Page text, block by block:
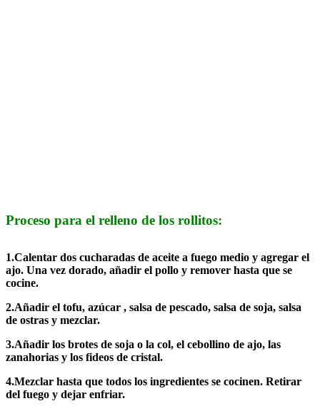
Proceso para el relleno de los rollitos:
1.Calentar dos cucharadas de aceite a fuego medio y agregar el
ajo. Una vez dorado, añadir el pollo y remover hasta que se
cocine.
2.Añadir el tofu, azúcar , salsa de pescado, salsa de soja, salsa
de ostras y mezclar.
3.Añadir los brotes de soja o la col, el cebollino de ajo, las
zanahorias y los fideos de cristal.
4.Mezclar hasta que todos los ingredientes se cocinen. Retirar
del fuego y dejar enfriar.